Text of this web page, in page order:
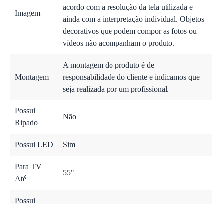
Imagem
acordo com a resolução da tela utilizada e
ainda com a interpretação individual. Objetos
decorativos que podem compor as fotos ou
vídeos não acompanham o produto.
Montagem
A montagem do produto é de
responsabilidade do cliente e indicamos que
seja realizada por um profissional.
Possui
Ripado
Não
Possui LED Sim
Para TV
Até
55"
Possui